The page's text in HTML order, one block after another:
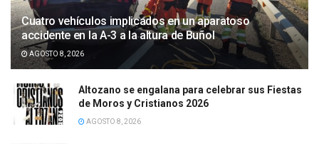
Cuatro vehículos implicados en un aparatoso
accidente en la A-3 a la altura de Buñol
AGOSTO 8, 2026
Altozano se engalana para celebrar sus Fiestas
de Moros y Cristianos 2026
AGOSTO 8, 2026